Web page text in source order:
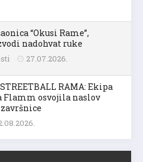
“Okusi Rame”,
nadohvat ruke
27.07.2026.
STREETBALL RAMA: Ekipa
Flamm osvojila naslov